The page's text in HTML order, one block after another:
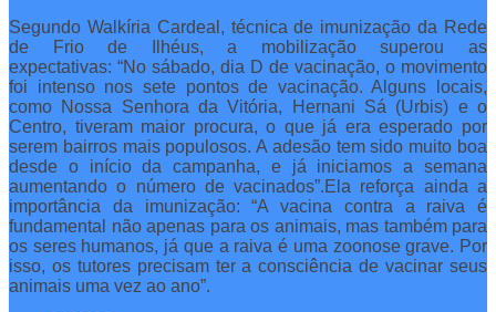
Segundo Walkíria Cardeal, técnica de imunização da Rede
de Frio de Ilhéus, a mobilização superou as
expectativas: “No sábado, dia D de vacinação, o movimento
foi intenso nos sete pontos de vacinação. Alguns locais,
como Nossa Senhora da Vitória, Hernani Sá (Urbis) e o
Centro, tiveram maior procura, o que já era esperado por
serem bairros mais populosos. A adesão tem sido muito boa
desde o início da campanha, e já iniciamos a semana
aumentando o número de vacinados”.Ela reforça ainda a
importância da imunização: “A vacina contra a raiva é
fundamental não apenas para os animais, mas também para
os seres humanos, já que a raiva é uma zoonose grave. Por
isso, os tutores precisam ter a consciência de vacinar seus
animais uma vez ao ano”.